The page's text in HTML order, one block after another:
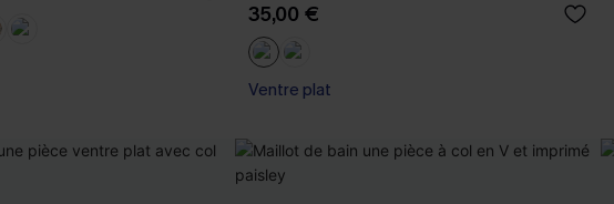
35,00 €
Ventre plat